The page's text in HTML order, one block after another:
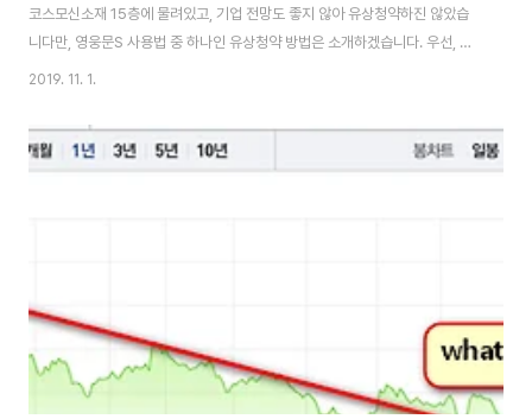
코스모신소재 15층에 물려있고, 기업 전망도 좋지 않아 유상청약하진 않았습
니다만, 영웅문S 사용법 중 하나인 유상청약 방법은 소개하겠습니다. 우선, 영
웅문 최신 버전으로 업데이트 해주세요. [영웅문S 다운로드] 영웅문 다운로드
관리까지 한 앱에서 거래 가능 fileinfo.kako.co.kr 키움증권 영웅문으로 주
문하는 건 어렵지 않습니다. 2가지만 기억해 주시면 신주인수권 유상청약 공모
2019. 11. 1.